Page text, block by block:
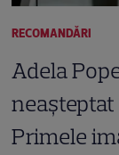
RECOMANDĂRI
Adela
neașteptat
Primele